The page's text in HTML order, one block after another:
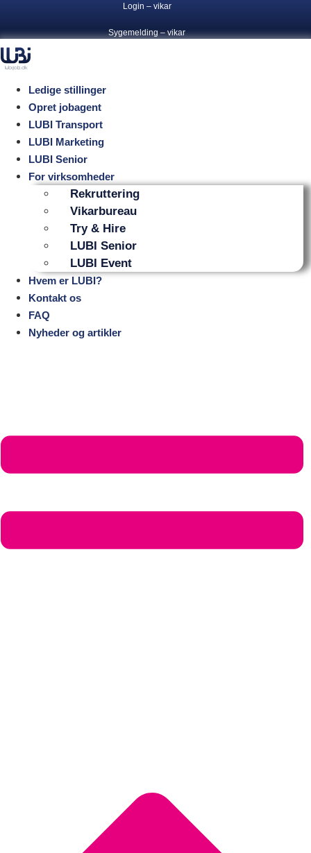
indhold
Login – vikar
Sygemelding – vikar
Ledige stillinger
Opret jobagent
LUBI Transport
LUBI Marketing
LUBI Senior
For virksomheder
Rekruttering
Vikarbureau
Try & Hire
LUBI Senior
LUBI Event
Hvem er LUBI?
Kontakt os
FAQ
Nyheder og artikler